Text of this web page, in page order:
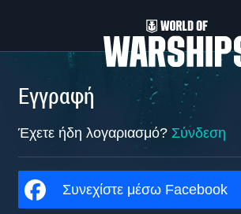
Εγγραφή
Έχετε ήδη λογαριασμό? Σύνδεση
Συνεχίστε μέσω Facebook